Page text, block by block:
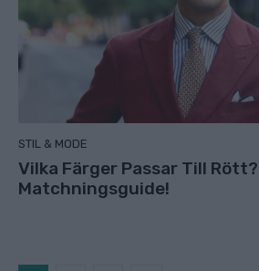
STIL & MODE
Vilka Färger Passar Till
Matchningsguide!